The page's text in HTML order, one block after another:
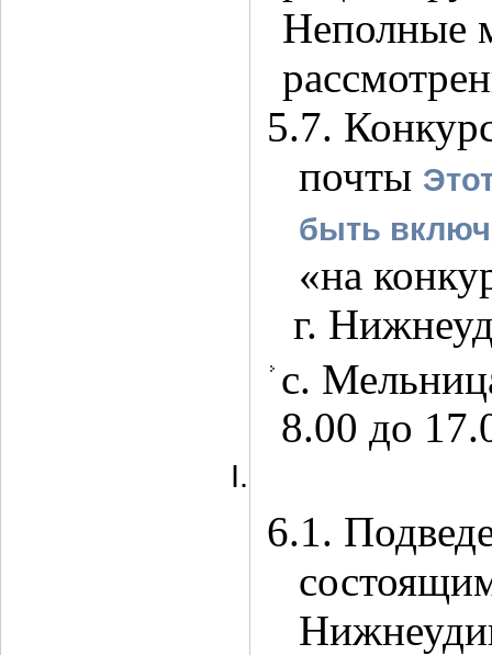
Неполные
5.7.
почты
быть
«на
г.
с.
8.00 до
6.1.